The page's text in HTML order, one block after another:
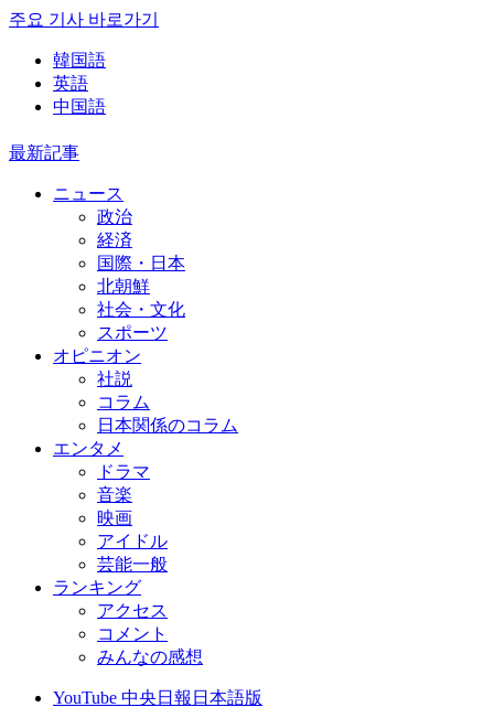
주요 기사 바로가기
韓国語
英語
中国語
最新記事
ニュース
政治
経済
国際・日本
北朝鮮
社会・文化
スポーツ
オピニオン
社説
コラム
日本関係のコラム
エンタメ
ドラマ
音楽
映画
アイドル
芸能一般
ランキング
アクセス
コメント
みんなの感想
YouTube 中央日報日本語版